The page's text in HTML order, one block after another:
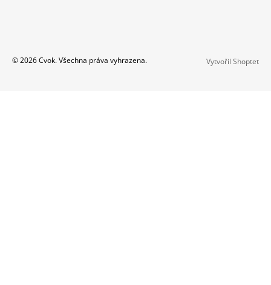
Vytvořil Shoptet
© 2026 Cvok. Všechna práva vyhrazena.